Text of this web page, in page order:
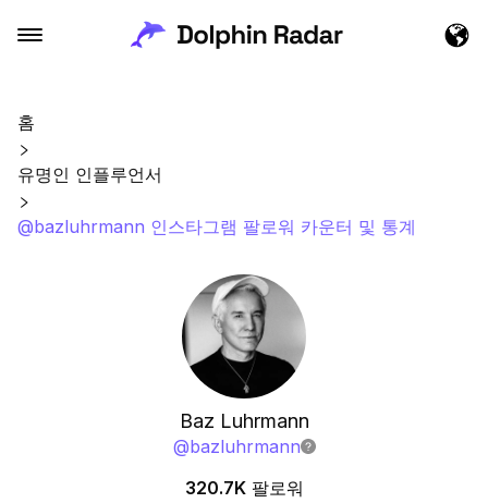
홈
유명인 인플루언서
@bazluhrmann 인스타그램 팔로워 카운터 및 통계
Baz Luhrmann
@bazluhrmann
320.7K 팔로워